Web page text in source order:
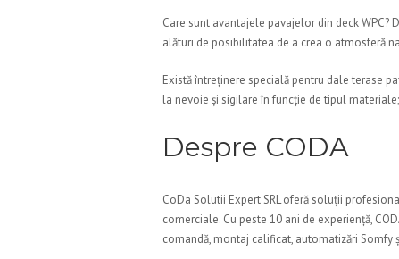
Care sunt avantajele pavajelor din deck
alături de posibilitatea de a crea o atmosferă
Există întreținere specială pentru dale terase
la nevoie și sigilare în funcție de tipul
Despre CODA
CoDa Solutii Expert SRL oferă soluții
comerciale. Cu peste 10 ani de experiență,
comandă, montaj calificat, automatizări